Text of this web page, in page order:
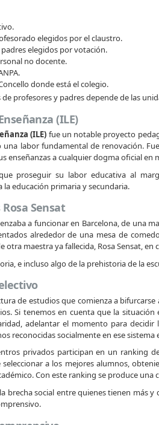
elegidos por el claustro.
elegidos por votación.
no docente.
donde está el colegio.
profesores y padres depende de las
(ILE)
(ILE) fue un notable proyecto
una labor fundamental de renovación.
enseñanzas a cualquier dogma oficial en
proseguir su labor educativa al
educación primaria y secundaria.
Sensat
a funcionar en Barcelona, de una
alrededor de una mesa de
otra maestra ya fallecida, Rosa Sensat,
e incluso algo de la prehistoria de la
de estudios que comienza a
Si tenemos en cuenta que la
adelantar el momento para
reconocidas socialmente en ese
privados participan en un ranking
a los mejores alumnos,
Con este ranking se produce una
brecha social entre quienes tienen